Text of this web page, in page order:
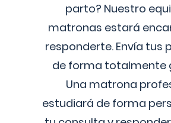
parto? Nuestro
matronas estará
responderte. Envía tus
de forma totalmente
Una matrona
estudiará de forma